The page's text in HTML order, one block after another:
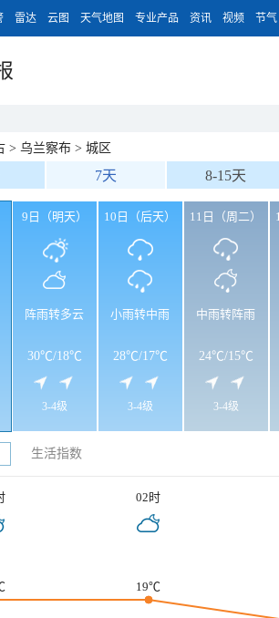
雷达 云图 天气地图 专业产品 资讯 视频 节气
> 乌兰察布 > 城区
7天 8-15天
9日（明天）
阵雨转多云
30℃/18℃
3-4级
10日（后天）
小雨转中雨
28℃/17℃
3-4级
11日（周二）
中雨转阵雨
24℃/15℃
3-4级
生活指数
02时
19℃